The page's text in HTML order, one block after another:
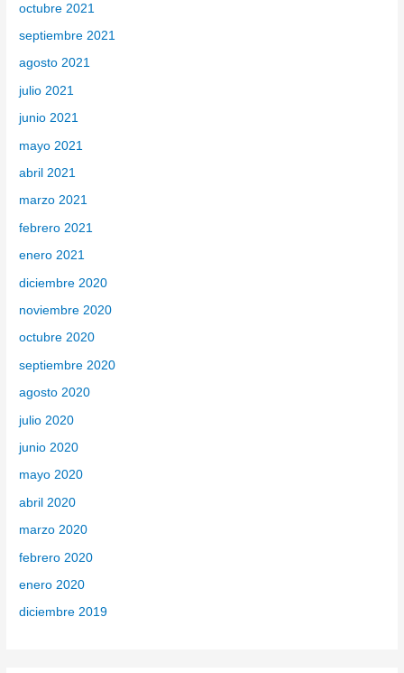
octubre 2021
septiembre 2021
agosto 2021
julio 2021
junio 2021
mayo 2021
abril 2021
marzo 2021
febrero 2021
enero 2021
diciembre 2020
noviembre 2020
octubre 2020
septiembre 2020
agosto 2020
julio 2020
junio 2020
mayo 2020
abril 2020
marzo 2020
febrero 2020
enero 2020
diciembre 2019